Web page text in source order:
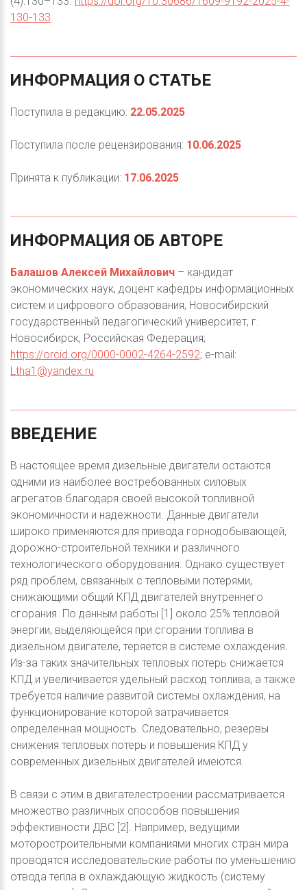
130-133
ИНФОРМАЦИЯ О СТАТЬЕ
Поступила в редакцию: 22.05.2025
Поступила после рецензирования: 10.06.2025
Принята к публикации: 17.06.2025
ИНФОРМАЦИЯ ОБ АВТОРЕ
Балашов Алексей Михайлович – кандидат
экономических наук, доцент кафедры информационных
систем и цифрового образования, Новосибирский
государственный педагогический университет, г.
Новосибирск, Российская Федерация;
https://orcid.org/0000-0002-4264-2592; e-mail:
Ltha1@yandex.ru
ВВЕДЕНИЕ
В настоящее время дизельные двигатели остаются
одними из наиболее востребованных силовых
агрегатов благодаря своей высокой топливной
экономичности и надежности. Данные двигатели
широко применяются для привода горнодобывающей,
дорожно-строительной техники и различного
технологического оборудования. Однако существует
ряд проблем, связанных с тепловыми потерями,
снижающими общий КПД двигателей внутреннего
сгорания. По данным работы [1] около 25% тепловой
энергии, выделяющейся при сгорании топлива в
дизельном двигателе, теряется в системе охлаждения.
Из-за таких значительных тепловых потерь снижается
КПД и увеличивается удельный расход топлива, а также
требуется наличие развитой системы охлаждения, на
функционирование которой затрачивается
определенная мощность. Следовательно, резервы
снижения тепловых потерь и повышения КПД у
современных дизельных двигателей имеются.
В связи с этим в двигателестроении рассматривается
множество различных способов повышения
эффективности ДВС [2]. Например, ведущими
моторостроительными компаниями многих стран мира
проводятся исследовательские работы по уменьшению
отвода тепла в охлаждающую жидкость (систему